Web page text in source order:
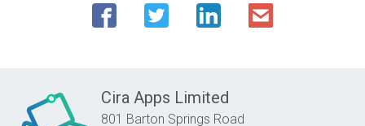
Cira Apps Limited
801 Barton Springs Road